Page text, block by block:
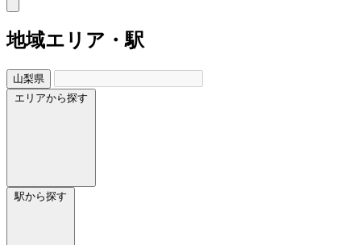
地域エリア・駅
山梨県
エリアから探す
駅から探す